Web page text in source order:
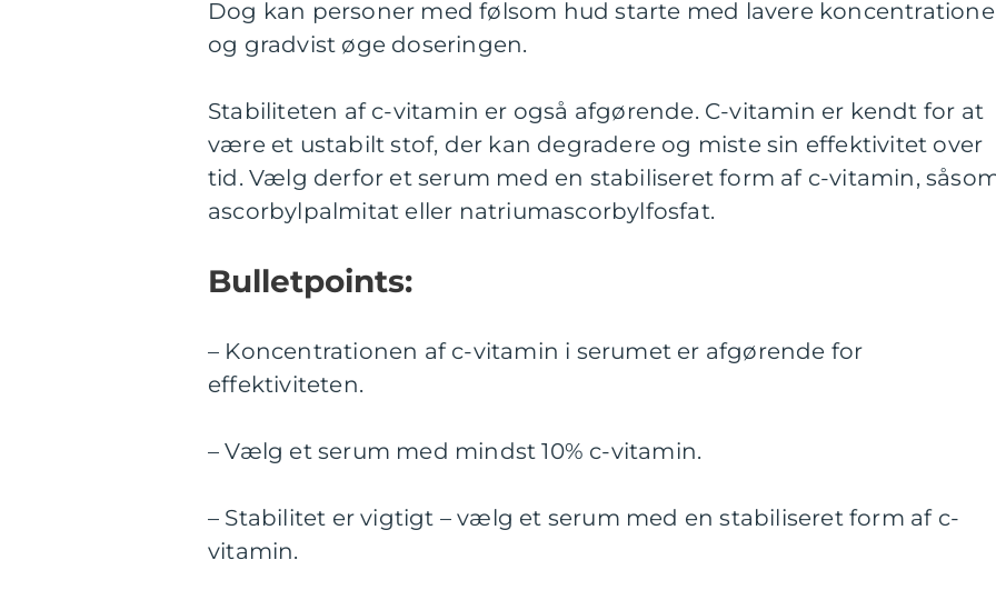
Dog kan personer med følsom hud starte med lavere
og gradvist øge doseringen.
Stabiliteten af c-vitamin er også afgørende. C-vitamin er kendt for at
være et ustabilt stof, der kan degradere og miste sin effektivitet over
tid. Vælg derfor et serum med en stabiliseret form af c-vitamin,
ascorbylpalmitat eller natriumascorbylfosfat.
Bulletpoints:
– Koncentrationen af c-vitamin i serumet er afgørende for
effektiviteten.
– Vælg et serum med mindst 10% c-vitamin.
– Stabilitet er vigtigt – vælg et serum med en stabiliseret form af c-
vitamin.